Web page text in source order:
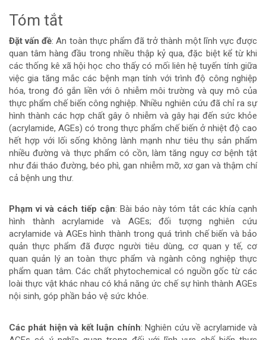
Nội
dung
chính
của
bài
viết
Tóm tắt
Đặt vấn đề: An toàn thực phẩm đã trở thành một lĩnh vực được
quan tâm hàng đầu trong nhiều thập kỷ qua, đặc biệt kể từ khi
các thống kê xã hội học cho thấy có mối liên hệ tuyến tính giữa
việc gia tăng mắc các bệnh mạn tính với trình độ công nghiệp
hóa, trong đó gắn liền với ô nhiễm môi trường và quy mô của
thực phẩm chế biến công nghiệp. Nhiều nghiên cứu đã chỉ ra sự
hình thành các hợp chất gây ô nhiễm và gây hại đến sức khỏe
(acrylamide, AGEs) có trong thực phẩm chế biến ở nhiệt độ cao
hết hợp với lối sống không lành mạnh như tiêu thụ sản phẩm
nhiều đường và thực phẩm có cồn, làm tăng nguy cơ bệnh tật
như đái tháo đường, béo phì, gan nhiễm mỡ, xơ gan và thậm chí
cả bệnh ung thư.
Phạm vi và cách tiếp cận: Bài báo này tóm tắt các khía cạnh
hình thành acrylamide và AGEs; đối tượng nghiên cứu
acrylamide và AGEs hình thành trong quá trình chế biến và bảo
quản thực phẩm đã được người tiêu dùng, cơ quan y tế, cơ
quan quản lý an toàn thực phẩm và ngành công nghiệp thực
phẩm quan tâm. Các chất phytochemical có nguồn gốc từ các
loài thực vật khác nhau có khả năng ức chế sự hình thành AGEs
nội sinh, góp phần bảo vệ sức khỏe.
Các phát hiện và kết luận chính: Nghiên cứu về acrylamide và